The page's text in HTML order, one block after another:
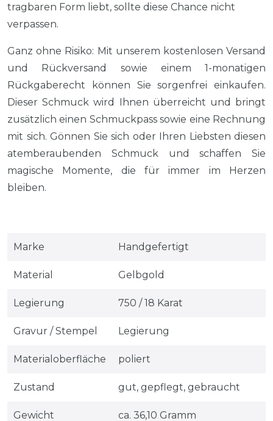
tragbaren Form liebt, sollte diese Chance nicht
verpassen.
Ganz ohne Risiko: Mit unserem kostenlosen Versand
und Rückversand sowie einem 1-monatigen
Rückgaberecht können Sie sorgenfrei einkaufen.
Dieser Schmuck wird Ihnen überreicht und bringt
zusätzlich einen Schmuckpass sowie eine Rechnung
mit sich. Gönnen Sie sich oder Ihren Liebsten diesen
atemberaubenden Schmuck und schaffen Sie
magische Momente, die für immer im Herzen
bleiben.
Marke Handgefertigt
Material Gelbgold
Legierung 750 / 18 Karat
Gravur / Stempel Legierung
Materialoberfläche poliert
Zustand gut, gepflegt, gebraucht
Gewicht ca. 36,10 Gramm